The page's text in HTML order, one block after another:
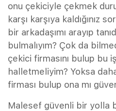
onu çekiciyle çekmek
karşı karşıya kaldığınız
bir arkadaşımı arayıp
bulmalıyım? Çok da
çekici firmasını bulup bu
halletmeliyim? Yoksa
firması bulup ona mı
Malesef güvenli bir yolla